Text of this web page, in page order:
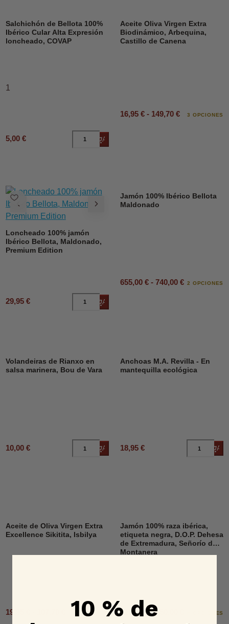
Salchichón de Bellota 100%
Ibérico Cular Alta Expresión
loncheado, COVAP
1
5,00 € Añadir al carrito
DESCUENTO
Aceite Oliva Virgen Extra
Biodinámico, Arbequina,
Castillo de Canena
16,95 € - 149,70 € 3 OPCIONES
Loncheado 100% jamón
Ibérico Bellota, Maldonado,
Premium Edition
29,95 € Añadir al carrito
Jamón 100% Ibérico Bellota
Maldonado
655,00 € - 740,00 € 2 OPCIONES
DESCUENTO 23%
Volandeiras de Rianxo en
salsa marinera, Bou de Vara
10,00 € Añadir al carrito
Anchoas M.A. Revilla - En
mantequilla ecológica
18,95 €
Aceite de Oliva Virgen Extra
Excellence Sikitita, Isbilya
19,95 € - 107,70 € 2 OPCIONES
Jamón 100% raza ibérica,
etiqueta negra, D.O.P. Dehesa
de Extremadura, Señorío de
Montanera
515,00 € - 650,00 € 6 OPCIONES
10 % de